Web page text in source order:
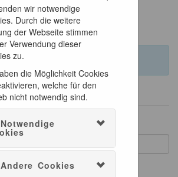
wir notwendige
Durch die weitere
der Webseite stimmen
Verwendung dieser
zu.
die Möglichkeit Cookies
welche für den
nicht notwendig sind.
Notwendige
Andere Cookies